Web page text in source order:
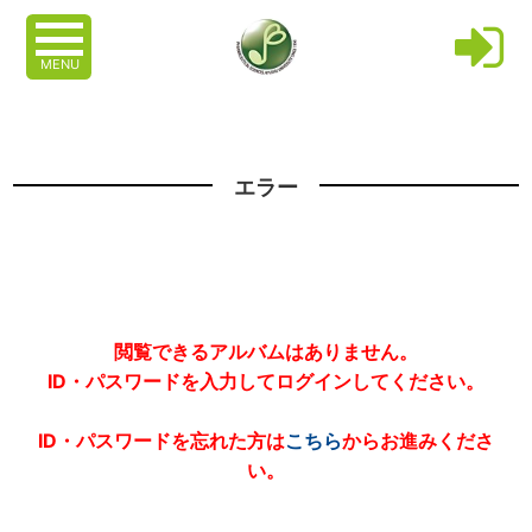
MENU
エラー
閲覧できるアルバムはありません。
ID・パスワードを入力してログインしてください。
ID・パスワードを忘れた方はこちらからお進みくださ
い。